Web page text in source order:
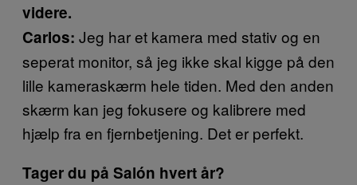
videre.
Carlos: Jeg har et kamera med stativ og en
seperat monitor, så jeg ikke skal kigge på den
lille kameraskærm hele tiden. Med den anden
skærm kan jeg fokusere og kalibrere med
hjælp fra en fjernbetjening. Det er perfekt.
Tager du på Salón hvert år?